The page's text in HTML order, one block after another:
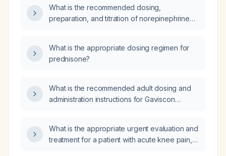
adequate diet, and reduced outdoor activity?
What is the recommended dosing,
preparation, and titration of norepinephrine
What is the appropriate dosing regimen for
prednisone?
What is the recommended adult dosing and
administration instructions for Gaviscon
What is the appropriate urgent evaluation and
treatment for a patient with acute knee pain,